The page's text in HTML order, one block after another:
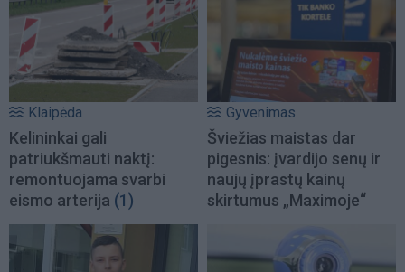
Klaipėda
Kelininkai gali
patriukšmauti naktį:
remontuojama svarbi
eismo arterija (1)
Gyvenimas
Šviežias maistas dar
pigesnis: įvardijo senų ir
naujų įprastų kainų
skirtumus „Maximoje“